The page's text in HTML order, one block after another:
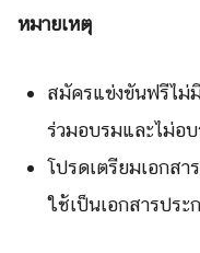
หมายเหตุ
สมัครแข่งขันฟรีไม่
ร่วมอบรมและไม่อ
โปรดเตรียมเอกส
ใช้เป็นเอกสารปร